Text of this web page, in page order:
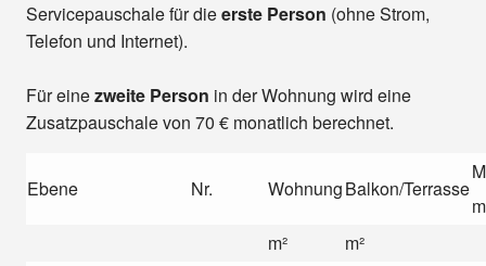
Servicepauschale für dieerste Person (ohne Strom,
Telefon und Internet).
Für einezweite Person in der Wohnung wird eine
Zusatzpauschale von 70 € monatlich berechnet.
Ebene Nr. WohnungBalkon/Terrasse
m²
m²